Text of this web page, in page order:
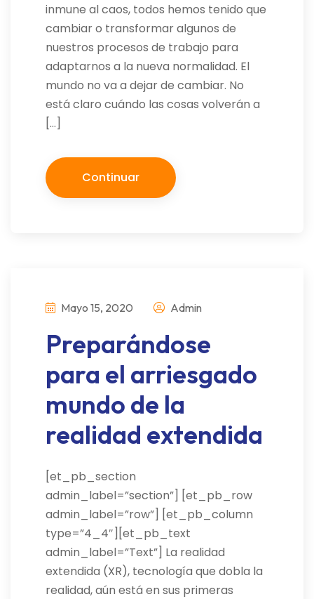
inmune al caos, todos hemos tenido que
cambiar o transformar algunos de
nuestros procesos de trabajo para
adaptarnos a la nueva normalidad. El
mundo no va a dejar de cambiar. No
está claro cuándo las cosas volverán a
[…]
Continuar
Mayo 15, 2020 Admin
Preparándose
para el arriesgado
mundo de la
realidad extendida
[et_pb_section
admin_label=”section”] [et_pb_row
admin_label=”row”] [et_pb_column
type=”4_4″][et_pb_text
admin_label=”Text”] La realidad
extendida (XR), tecnología que dobla la
realidad, aún está en sus primeras